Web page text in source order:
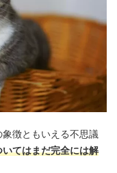
徴ともいえる不思議
てはまだ完全には解